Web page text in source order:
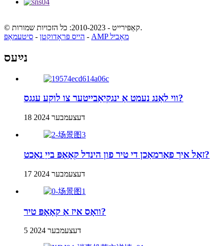
© קאַפּירייט - 2010-2023: כל הזכויות שמורות.
הייס פּראָדוקטן - סיטעמאַפּ - AMP מאָביל
נײַעס
ווי לאַנג נעמט אַ ינגקיאַבייטער צו לוקע עגגס?
18 דעצעמבער 2024
זאָל איך פאַרמאַכן די טיר פון הינדל קאָאָפּ בייַ נאַכט?
17 דעצעמבער 2024
וואָס איז אַ קאָאָפּ טיר?
5 דעצעמבער 2024